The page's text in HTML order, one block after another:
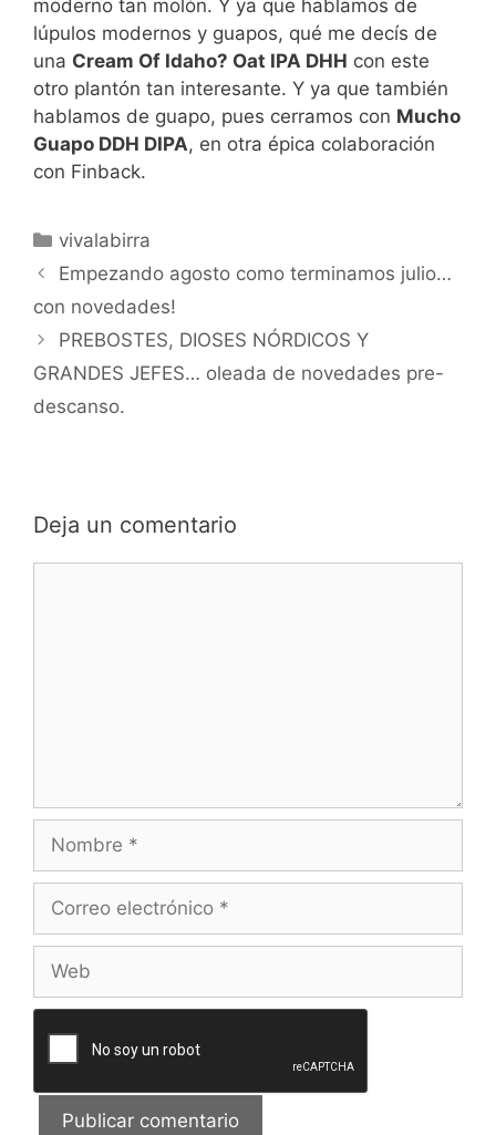
moderno tan molón. Y ya que hablamos de
lúpulos modernos y guapos, qué me decís de
una Cream Of Idaho? Oat IPA DHH con este
otro plantón tan interesante. Y ya que también
hablamos de guapo, pues cerramos con Mucho
Guapo DDH DIPA, en otra épica colaboración
con Finback.
Categorías
vivalabirra
Empezando agosto como terminamos julio…
con novedades!
PREBOSTES, DIOSES NÓRDICOS Y
GRANDES JEFES… oleada de novedades pre-
descanso.
Deja un comentario
Nombre
Correo
Web